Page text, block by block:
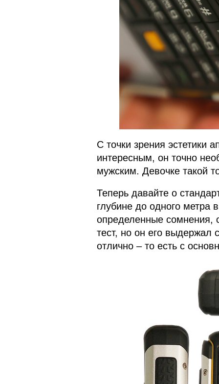
С точки зрения эстетики
интересным, он точно
мужским. Девочке такой
Теперь давайте о
глубине до одного метра
определенные сомнения,
тест, но он его выдержал
отлично – то есть с